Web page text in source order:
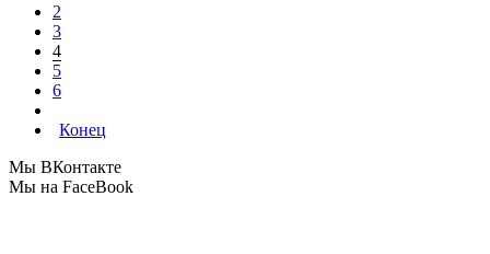
2
3
4
5
6
Конец
Мы ВКонтакте
Мы на FaceBook